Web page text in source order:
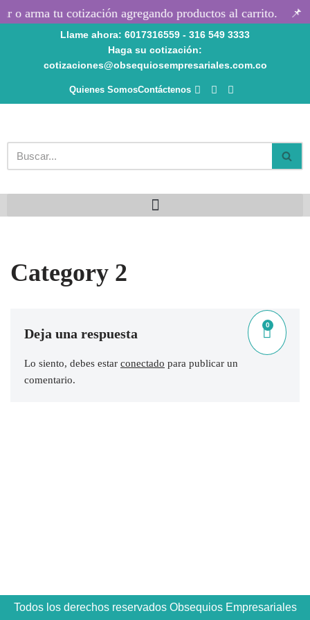
contenido
o arma tu cotización agregando productos al carrito. 📌
Llame ahora: 6017316559 - 316 549 3333
Haga su cotización:
cotizaciones@obsequiosempresariales.com.co
Quienes SomosContáctenos
0
Category 2
Deja una respuesta
Lo siento, debes estar conectado para publicar un
comentario.
Todos los derechos reservados Obsequios Empresariales